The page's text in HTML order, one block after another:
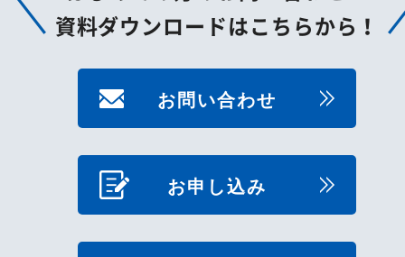
資料ダウンロードはこちらから！
お問い合わせ
お申し込み